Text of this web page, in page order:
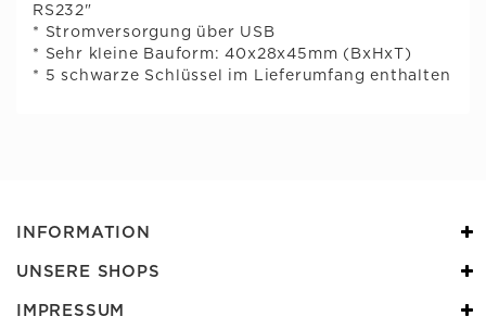
RS232"
* Stromversorgung über USB
* Sehr kleine Bauform: 40x28x45mm (BxHxT)
* 5 schwarze Schlüssel im Lieferumfang enthalten
INFORMATION
UNSERE SHOPS
IMPRESSUM